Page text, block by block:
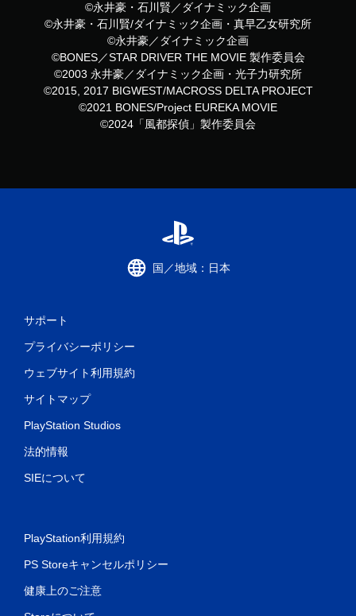
©永井豪・石川賢／ダイナミック企画
©永井豪・石川賢/ダイナミック企画・真早乙女研究所
©永井豪／ダイナミック企画
©BONES／STAR DRIVER THE MOVIE 製作委員会
©2003 永井豪／ダイナミック企画・光子力研究所
©2015, 2017 BIGWEST/MACROSS DELTA PROJECT
©2021 BONES/Project EUREKA MOVIE
©2024「風都探偵」製作委員会
国／地域：日本
サポート
プライバシーポリシー
ウェブサイト利用規約
サイトマップ
PlayStation Studios
法的情報
SIEについて
PlayStation利用規約
PS Storeキャンセルポリシー
健康上のご注意